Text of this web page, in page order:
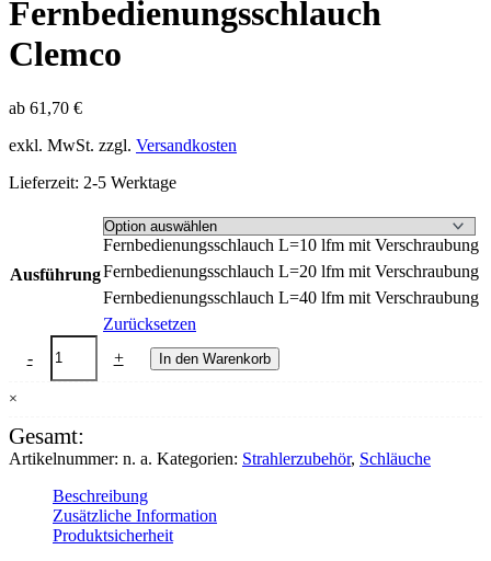
Fernbedienungsschlauch
Clemco
ab 61,70 €
exkl. MwSt. zzgl. Versandkosten
Lieferzeit: 2-5 Werktage
Ausführung
Fernbedienungsschlauch L=10 lfm mit Verschraubung
Fernbedienungsschlauch L=20 lfm mit Verschraubung
Fernbedienungsschlauch L=40 lfm mit Verschraubung
Zurücksetzen
-
Fernbedienungsschlauch
Clemco
Menge
+ In den Warenkorb
×
Gesamt:
Artikelnummer: n. a. Kategorien: Strahlerzubehör, Schläuche
Beschreibung
Zusätzliche Information
Produktsicherheit